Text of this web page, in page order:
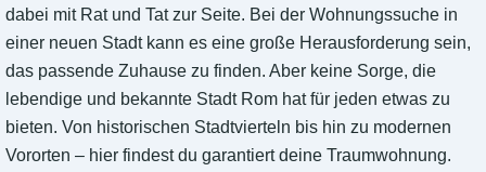
dabei mit Rat und Tat zur Seite. Bei der Wohnungssuche in
einer neuen Stadt kann es eine große Herausforderung sein,
das passende Zuhause zu finden. Aber keine Sorge, die
lebendige und bekannte Stadt Rom hat für jeden etwas zu
bieten. Von historischen Stadtvierteln bis hin zu modernen
Vororten – hier findest du garantiert deine Traumwohnung.